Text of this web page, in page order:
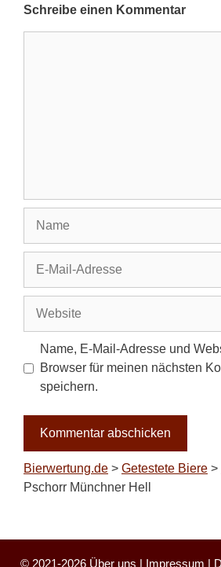
Schreibe einen Kommentar
Adresse
Name, E-Mail-Adresse und
Browser für meinen nächsten
speichern.
Bierwertung.de > Getestete Biere >
Pschorr Münchner Hell
© 2021-2026 Über uns | Impressum |